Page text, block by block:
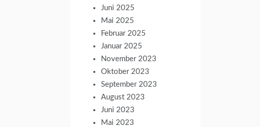
Juni 2025
Mai 2025
Februar 2025
Januar 2025
November 2023
Oktober 2023
September 2023
August 2023
Juni 2023
Mai 2023